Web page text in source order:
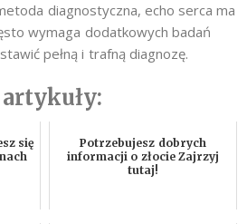
diagnostyczna, echo serca ma
wymaga dodatkowych badań
pełną i trafną diagnozę.
się
Potrzebujesz dobrych
informacji o złocie Zajrzyj
tutaj!